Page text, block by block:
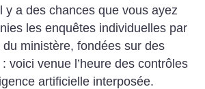
y a des chances que vous ayez
les enquêtes individuelles par
du ministère, fondées sur des
voici venue l’heure des contrôles
artificielle interposée.